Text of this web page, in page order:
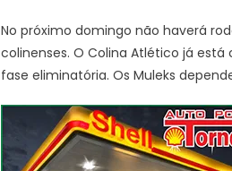
No próximo domingo não haverá
colinenses. O Colina Atlético já
fase eliminatória. Os Muleks